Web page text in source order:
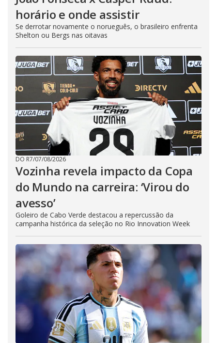
horário e onde assistir
Se derrotar novamente o norueguês, o brasileiro enfrenta
Shelton ou Bergs nas oitavas
DO R7/07/08/2026
Vozinha revela impacto da Copa
do Mundo na carreira: ‘Virou do
avesso’
Goleiro de Cabo Verde destacou a repercussão da
campanha histórica da seleção no Rio Innovation Week